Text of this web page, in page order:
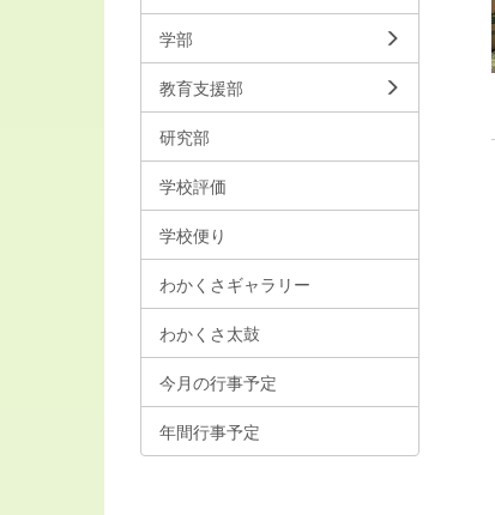
学部
教育支援部
研究部
学校評価
学校便り
わかくさギャラリー
わかくさ太鼓
今月の行事予定
年間行事予定